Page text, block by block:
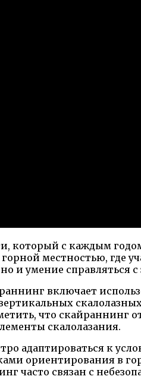
который с каждым
местностью, где
и умение справляться
включает
что скайраннинг
скалолазания.
адаптироваться к
ориентирования в
часто связан с